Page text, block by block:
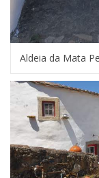
Aldeia da Mata